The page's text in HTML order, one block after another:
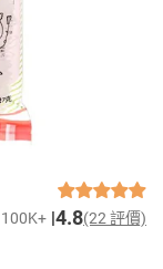
4.8(22 評價)